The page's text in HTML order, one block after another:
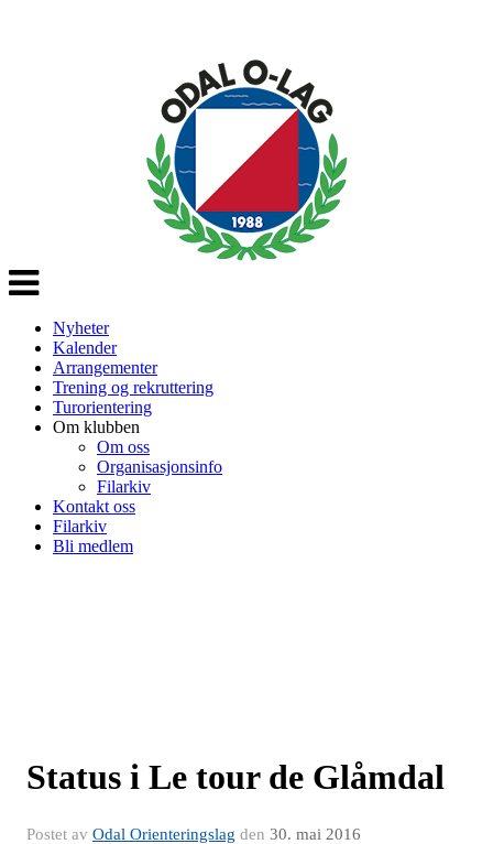
Veksle
navigasjon
Nyheter
Kalender
Arrangementer
Trening og rekruttering
Turorientering
Om klubben
Om oss
Organisasjonsinfo
Filarkiv
Kontakt oss
Filarkiv
Bli medlem
Status i Le tour de Glåmdal
Postet av Odal Orienteringslag den 30. mai 2016